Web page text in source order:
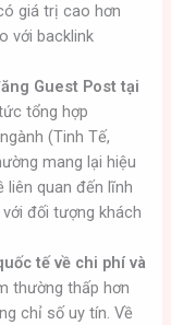
giá trị cao hơn
với backlink
Guest Post tại
tổng hợp
(Tinh Tế,
mang lại hiệu
liên quan đến lĩnh
đối tượng khách
tế về chi phí và
thường thấp hơn
chỉ số uy tín. Về